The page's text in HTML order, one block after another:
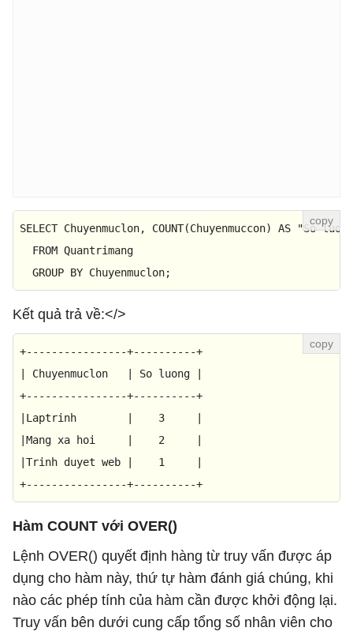
SELECT Chuyenmuclon, COUNT(Chuyenmuccon) AS "So
FROM Quantrimang
GROUP BY Chuyenmuclon;
Kết quả trả về:</>
+----------------+----------+
Chuyenmuclon So luong
+----------------+----------+
Laptrinh 3
Mang xa hoi 2
Trinh duyet web 1
+----------------+----------+
Hàm COUNT với OVER()
Lệnh OVER() quyết định hàng từ truy vấn được áp
dụng cho hàm này, thứ tự hàm đánh giá chúng, khi
nào các phép tính của hàm cần được khởi động lại.
Truy vấn bên dưới cung cấp tổng số nhân viên cho